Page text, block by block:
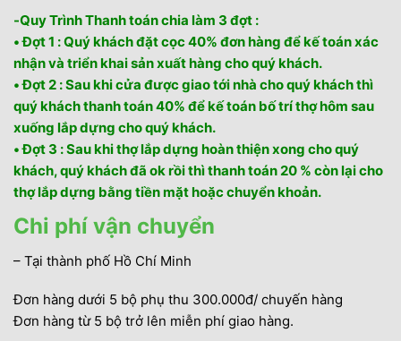
-Quy Trình Thanh toán chia làm 3 đợt :
• Đợt 1 : Quý khách đặt cọc 40% đơn hàng để kế toán xác
nhận và triển khai sản xuất hàng cho quý khách.
• Đợt 2 : Sau khi cửa được giao tới nhà cho quý khách thì
quý khách thanh toán 40% để kế toán bố trí thợ hôm sau
xuống lắp dựng cho quý khách.
• Đợt 3 : Sau khi thợ lắp dựng hoàn thiện xong cho quý
khách, quý khách đã ok rồi thì thanh toán 20 % còn lại cho
thợ lắp dựng bằng tiền mặt hoặc chuyển khoản.
Chi phí vận chuyển
– Tại thành phố Hồ Chí Minh
Đơn hàng dưới 5 bộ phụ thu 300.000đ/ chuyến hàng
Đơn hàng từ 5 bộ trở lên miễn phí giao hàng.